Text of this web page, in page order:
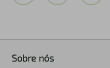
Sobre nós